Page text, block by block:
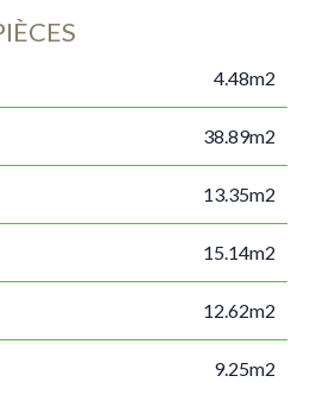
4.48m2
38.89m2
13.35m2
15.14m2
12.62m2
9.25m2